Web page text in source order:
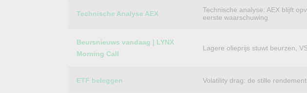
Technische Analyse AEX
Technische analyse: AEX blijft
eerste waarschuwing
Beursnieuws vandaag | LYNX
Morning Call
Lagere olieprijs stuwt beurzen,
ETF beleggen Volatility drag: de stille